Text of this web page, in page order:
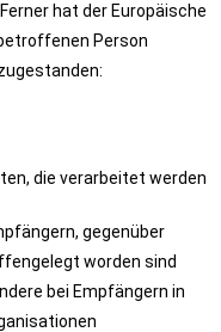
hat der Europäische
Person
die verarbeitet werden
gegenüber
worden sind
bei Empfängern in